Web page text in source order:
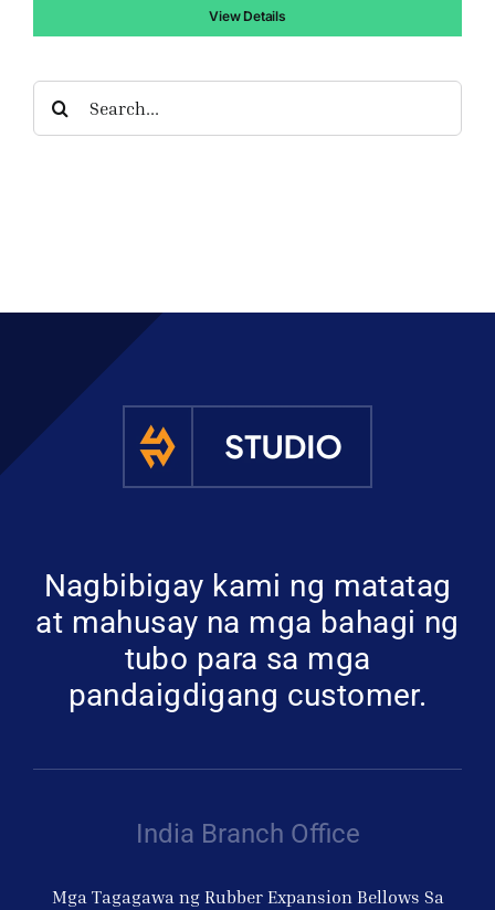
$13.00.
$9.00.
View Details
Search
for:
Nagbibigay kami ng matatag
at mahusay na mga bahagi ng
tubo para sa mga
pandaigdigang customer.
India Branch Office
Mga Tagagawa ng Rubber Expansion Bellows Sa